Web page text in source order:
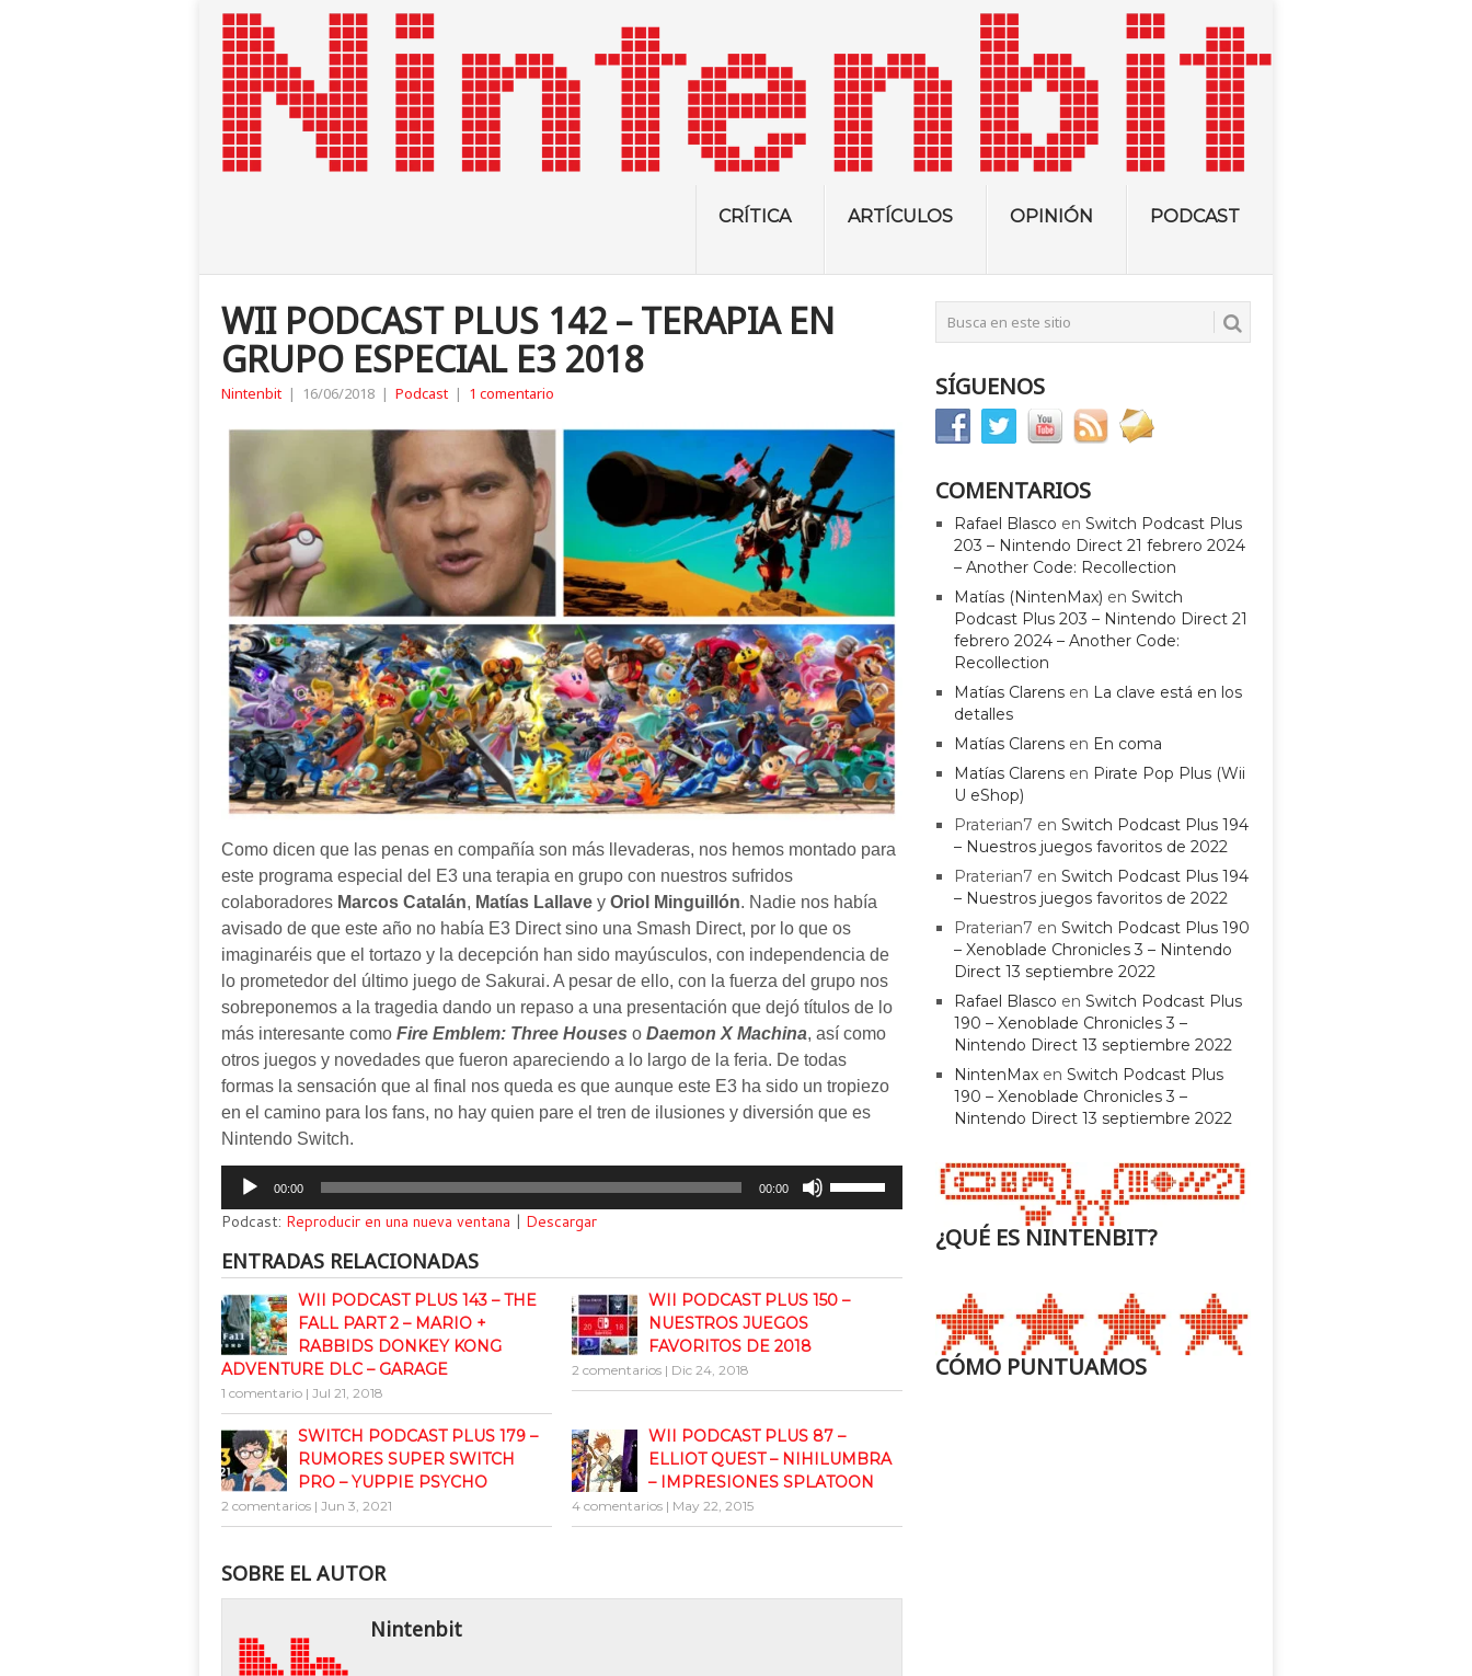
CRÍTICA ARTÍCULOS OPINIÓN PODCAST
WII PODCAST PLUS 142 – TERAPIA EN
GRUPO ESPECIAL E3 2018
Nintenbit | 16/06/2018 | Podcast | 1 comentario
Como dicen que las penas en compañía son más llevaderas, nos hemos montado para
este programa especial del E3 una terapia en grupo con nuestros sufridos
colaboradores Marcos Catalán, Matías Lallave y Oriol Minguillón. Nadie nos había
avisado de que este año no había E3 Direct sino una Smash Direct, por lo que os
imaginaréis que el tortazo y la decepción han sido mayúsculos, con independencia de
lo prometedor del último juego de Sakurai. A pesar de ello, con la fuerza del grupo nos
sobreponemos a la tragedia dando un repaso a una presentación que dejó títulos de lo
más interesante como Fire Emblem: Three Houses o Daemon X Machina, así como
otros juegos y novedades que fueron apareciendo a lo largo de la feria. De todas
formas la sensación que al final nos queda es que aunque este E3 ha sido un tropiezo
en el camino para los fans, no hay quien pare el tren de ilusiones y diversión que es
Nintendo Switch.
Reproductor
audio
00:00 00:00
flecha
arriba/abajo
el
volumen.
Podcast: Reproducir en una nueva ventana | Descargar
ENTRADAS RELACIONADAS
WII PODCAST PLUS 143 – THE
FALL PART 2 – MARIO +
RABBIDS DONKEY KONG
ADVENTURE DLC – GARAGE
1 comentario | Jul 21, 2018
WII PODCAST PLUS 150 –
NUESTROS JUEGOS
FAVORITOS DE 2018
2 comentarios | Dic 24, 2018
SWITCH PODCAST PLUS 179 –
RUMORES SUPER SWITCH
PRO – YUPPIE PSYCHO
2 comentarios | Jun 3, 2021
WII PODCAST PLUS 87 –
ELLIOT QUEST – NIHILUMBRA
– IMPRESIONES SPLATOON
4 comentarios | May 22, 2015
SOBRE EL AUTOR
Nintenbit
SÍGUENOS
COMENTARIOS
Rafael Blasco enSwitch Podcast Plus
203 – Nintendo Direct 21 febrero 2024
– Another Code: Recollection
Matías (NintenMax) enSwitch
Podcast Plus 203 – Nintendo Direct 21
febrero 2024 – Another Code:
Recollection
Matías Clarens en La clave está en los
detalles
Matías Clarens en En coma
Matías Clarens en Pirate Pop Plus (Wii
U eShop)
Praterian7 enSwitch Podcast Plus 194
– Nuestros juegos favoritos de 2022
Praterian7 enSwitch Podcast Plus 194
– Nuestros juegos favoritos de 2022
Praterian7 enSwitch Podcast Plus 190
– Xenoblade Chronicles 3 – Nintendo
Direct 13 septiembre 2022
Rafael Blasco enSwitch Podcast Plus
190 – Xenoblade Chronicles 3 –
Nintendo Direct 13 septiembre 2022
NintenMax enSwitch Podcast Plus
190 – Xenoblade Chronicles 3 –
Nintendo Direct 13 septiembre 2022
¿QUÉ ES NINTENBIT?
CÓMO PUNTUAMOS